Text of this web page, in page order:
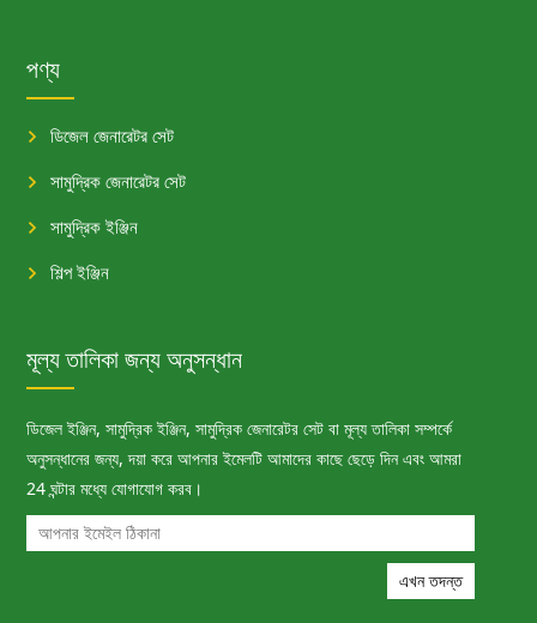
পণ্য
ডিজেল জেনারেটর সেট
সামুদ্রিক জেনারেটর সেট
সামুদ্রিক ইঞ্জিন
শিল্প ইঞ্জিন
মূল্য তালিকা জন্য অনুসন্ধান
ডিজেল ইঞ্জিন, সামুদ্রিক ইঞ্জিন, সামুদ্রিক জেনারেটর সেট বা মূল্য তালিকা সম্পর্কে
অনুসন্ধানের জন্য, দয়া করে আপনার ইমেলটি আমাদের কাছে ছেড়ে দিন এবং আমরা
24 ঘন্টার মধ্যে যোগাযোগ করব।